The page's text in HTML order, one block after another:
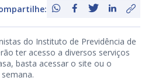
do Instituto de Previdência de
ter acesso a diversos serviços
basta acessar o site ou o